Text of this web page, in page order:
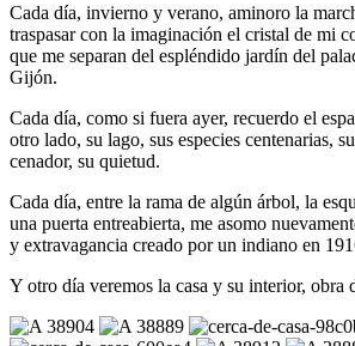
Cada día, invierno y verano, aminoro la
traspasar con la imaginación el cristal de mi
que me separan del espléndido jardín del
Gijón.
Cada día, como si fuera ayer, recuerdo el
otro lado, su lago, sus especies centenarias,
cenador, su quietud.
Cada día, entre la rama de algún árbol, la
una puerta entreabierta, me asomo
y extravagancia creado por un indiano en
Y otro día veremos la casa y su interior, obra